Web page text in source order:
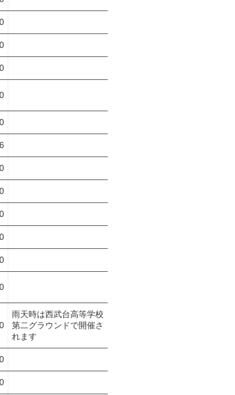
雨天時は西武台高等学校
第二グラウンドで開催さ
れます